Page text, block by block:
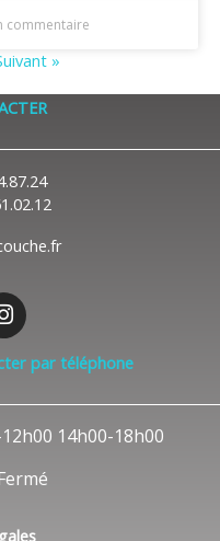
commentaire
»
I
n
s
t
r
m
par téléphone
14h00-18h00